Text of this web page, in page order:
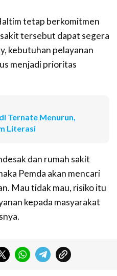
tetap berkomitmen
tersebut dapat segera
kebutuhan pelayanan
menjadi prioritas
Ternate Menurun,
Literasi
dan rumah sakit
Pemda akan mencari
Mau tidak mau, risiko itu
kepada masyarakat